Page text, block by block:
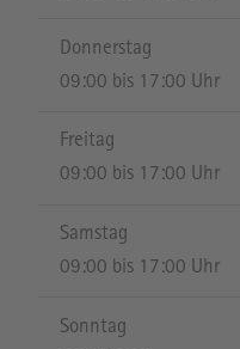
Donnerstag
09:00 bis 17:00 Uhr
Freitag
09:00 bis 17:00 Uhr
Samstag
09:00 bis 17:00 Uhr
Sonntag